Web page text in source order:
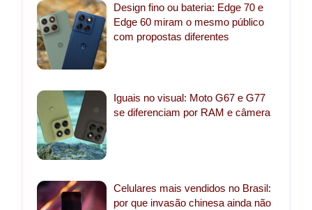
Design fino ou bateria: Edge 70 e
Edge 60 miram o mesmo público
com propostas diferentes
Iguais no visual: Moto G67 e G77
se diferenciam por RAM e câmera
Celulares mais vendidos no Brasil:
por que invasão chinesa ainda não